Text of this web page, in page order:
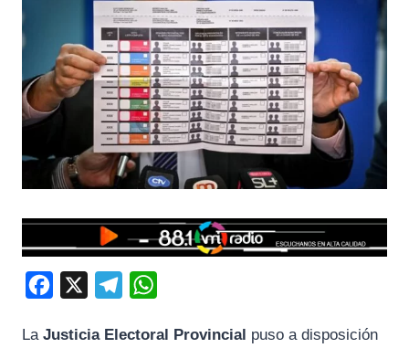
c
l
a
La Justicia Electoral Provincial puso a disposición